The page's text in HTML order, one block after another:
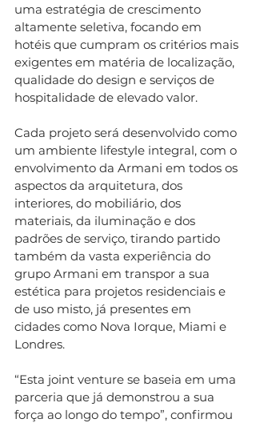
uma estratégia de crescimento
altamente seletiva, focando em
hotéis que cumpram os critérios mais
exigentes em matéria de localização,
qualidade do design e serviços de
hospitalidade de elevado valor.
Cada projeto será desenvolvido como
um ambiente lifestyle integral, com o
envolvimento da Armani em todos os
aspectos da arquitetura, dos
interiores, do mobiliário, dos
materiais, da iluminação e dos
padrões de serviço, tirando partido
também da vasta experiência do
grupo Armani em transpor a sua
estética para projetos residenciais e
de uso misto, já presentes em
cidades como Nova Iorque, Miami e
Londres.
“Esta joint venture se baseia em uma
parceria que já demonstrou a sua
força ao longo do tempo”, confirmou